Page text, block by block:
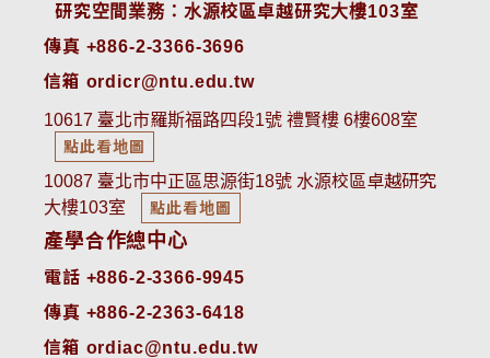
研究空間業務：水源校區卓越研究大樓103室
傳真 +886-2-3366-3696
信箱 ordicr@ntu.edu.tw
10617 臺北市羅斯福路四段1號 禮賢樓 6樓608室
點此看地圖
10087 臺北市中正區思源街18號 水源校區卓越研究
大樓103室
點此看地圖
產學合作總中心
電話 +886-2-3366-9945
傳真 +886-2-2363-6418
信箱 ordiac@ntu.edu.tw